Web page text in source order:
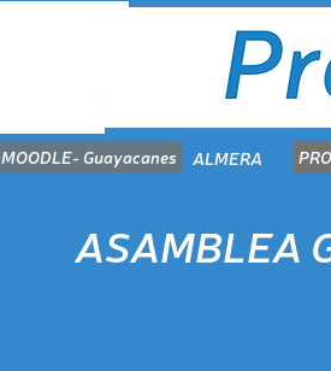
ALMERA
MOODLE- Guayacanes
ASAMBLEA